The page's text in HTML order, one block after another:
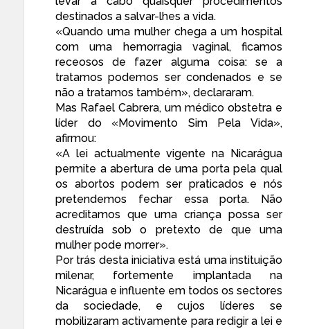
destinados a salvar-lhes a vida.
«Quando uma mulher chega a um hospital
com uma hemorragia vaginal, ficamos
receosos de fazer alguma coisa: se a
tratamos podemos ser condenados e se
não a tratamos também», declararam.
Mas Rafael Cabrera, um médico obstetra e
líder do «Movimento Sim Pela Vida»,
afirmou:
«A lei actualmente vigente na Nicarágua
permite a abertura de uma porta pela qual
os abortos podem ser praticados e nós
pretendemos fechar essa porta. Não
acreditamos que uma criança possa ser
destruída sob o pretexto de que uma
mulher pode morrer».
Por trás desta iniciativa está uma instituição
milenar, fortemente implantada na
Nicarágua e influente em todos os sectores
da sociedade, e cujos líderes se
mobilizaram activamente para redigir a lei e